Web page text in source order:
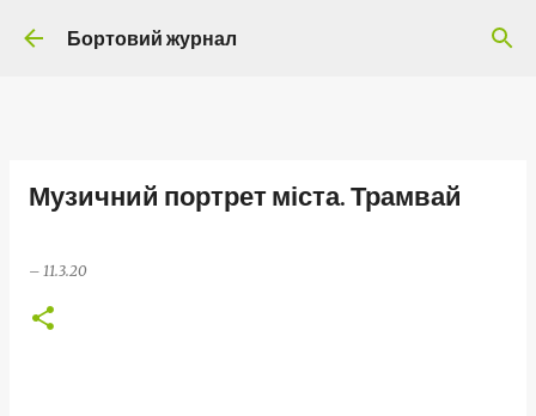
Перейти до основного вмісту
Бортовий журнал
Музичний портрет міста. Трамвай
– 11.3.20